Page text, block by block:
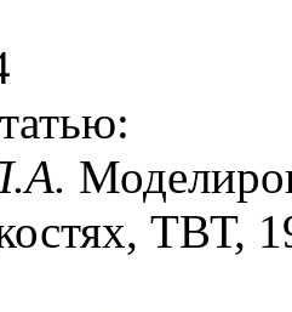
ТВТ,